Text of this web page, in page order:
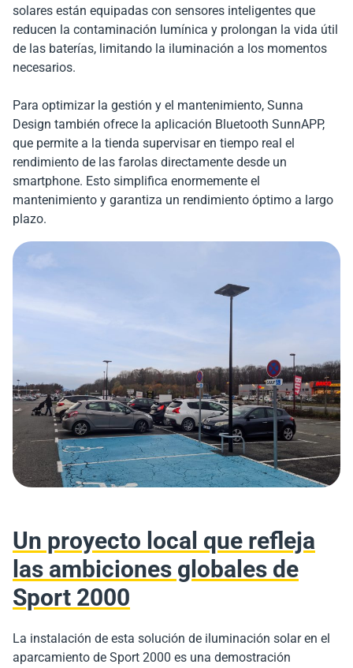
solares están equipadas con sensores inteligentes que
reducen la contaminación lumínica y prolongan la vida útil
de las baterías, limitando la iluminación a los momentos
necesarios.
Para optimizar la gestión y el mantenimiento, Sunna
Design también ofrece la aplicación Bluetooth SunnAPP,
que permite a la tienda supervisar en tiempo real el
rendimiento de las farolas directamente desde un
smartphone. Esto simplifica enormemente el
mantenimiento y garantiza un rendimiento óptimo a largo
plazo.
Un proyecto local que refleja
las ambiciones globales de
Sport 2000
La instalación de esta solución de iluminación solar en el
aparcamiento de Sport 2000 es una demostración